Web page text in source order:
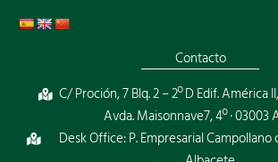
Contacto
C/ Proción, 7 Blq. 2 – 2º D Edif. América
Avda. Maisonnave7, 4º · 03003
Desk Office: P. Empresarial Campollano